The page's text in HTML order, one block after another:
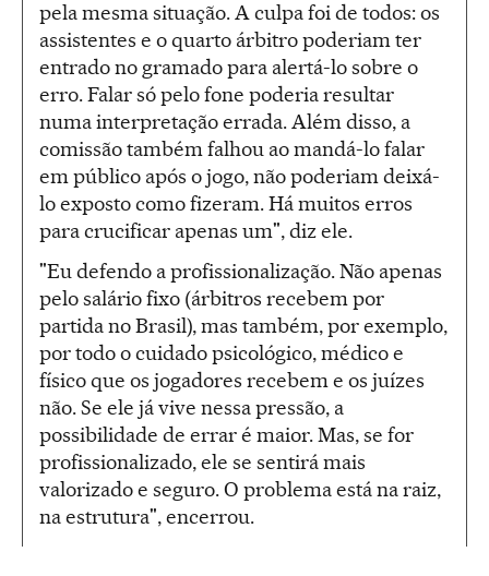
pela mesma situação. A culpa foi de todos: os
assistentes e o quarto árbitro poderiam ter
entrado no gramado para alertá-lo sobre o
erro. Falar só pelo fone poderia resultar
numa interpretação errada. Além disso, a
comissão também falhou ao mandá-lo falar
em público após o jogo, não poderiam deixá-
lo exposto como fizeram. Há muitos erros
para crucificar apenas um", diz ele.
"Eu defendo a profissionalização. Não apenas
pelo salário fixo (árbitros recebem por
partida no Brasil), mas também, por exemplo,
por todo o cuidado psicológico, médico e
físico que os jogadores recebem e os juízes
não. Se ele já vive nessa pressão, a
possibilidade de errar é maior. Mas, se for
profissionalizado, ele se sentirá mais
valorizado e seguro. O problema está na raiz,
na estrutura", encerrou.